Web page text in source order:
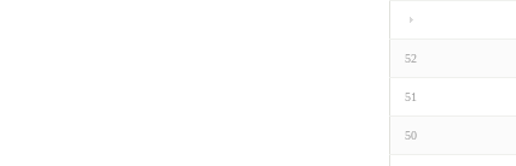
52
51
50